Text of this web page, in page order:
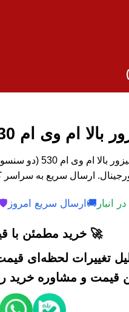
ام وی ام 530 (دو سنسور)
خرید کاتالیزور
ارسال سریع به
انبار 🚚 ارسال سریع امروز 🛡️
🚀 خرید مطمئن با
تغییرات لحظه‌ای
قیمت و مشاوره خرید